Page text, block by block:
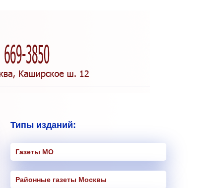
Типы изданий:
Газеты МО
Районные газеты Москвы